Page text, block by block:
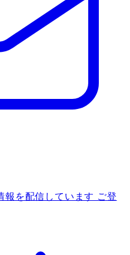
報を配信しています ご登